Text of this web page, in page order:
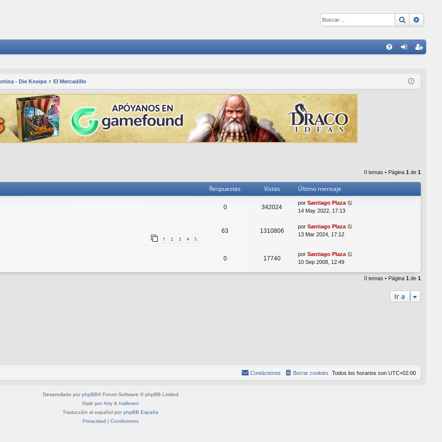
Buscar
ist
- Die Kneipe El Mercadillo
0 temas • Página 1 de 1
Respuestas Vistas Último mensaje
0 342024
por Santiago Plaza
14 May 2022, 17:13
1 2 3 4 5
63 1310806
por Santiago Plaza
13 Mar 2024, 17:12
0 17740
por Santiago Plaza
10 Sep 2008, 12:49
0 temas • Página 1 de 1
Ir a
Todos los horarios son UTC+02:00
Borrar cookies
Contáctenos
Desarrollado por phpBB® Forum Software © phpBB Limited
Style por Arty & halilesen
Traducción al español por phpBB España
Privacidad | Condiciones